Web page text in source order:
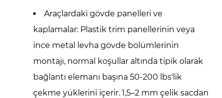
Araçlardaki gövde panelleri ve
kaplamalar: Plastik trim panellerinin veya
ince metal levha gövde bölümlerinin
montajı, normal koşullar altında tipik olarak
bağlantı elemanı başına 50-200 lbs'lik
çekme yüklerini içerir. 1,5–2 mm çelik sacdan